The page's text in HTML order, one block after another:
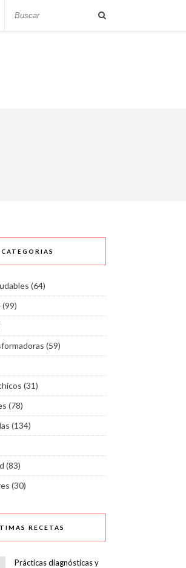
CATEGORIAS
(64)
(99)
(59)
(31)
(78)
(134)
(83)
(30)
RECETAS
Prácticas diagnósticas y